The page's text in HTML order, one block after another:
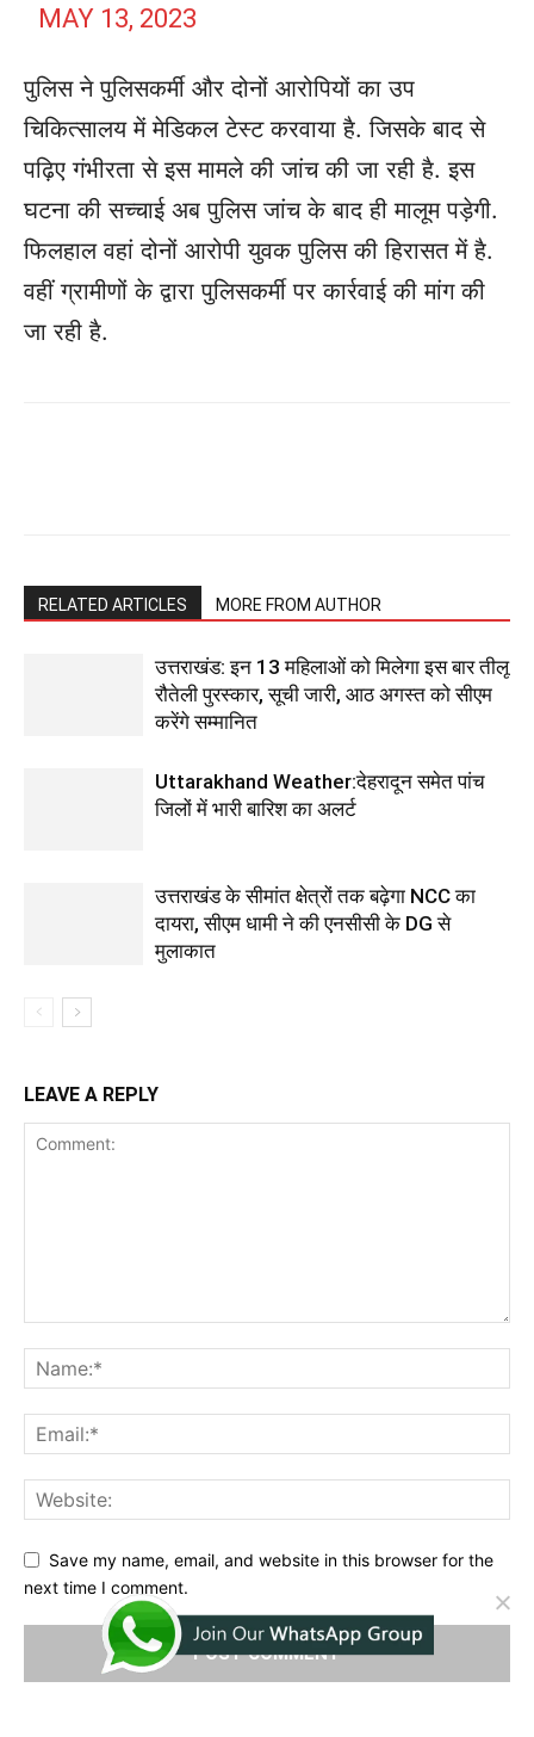
MAY 13, 2023
पुलिस ने पुलिसकर्मी और दोनों आरोपियों का उप
चिकित्सालय में मेडिकल टेस्ट करवाया है. जिसके बाद से
पढ़िए गंभीरता से इस मामले की जांच की जा रही है. इस
घटना की सच्चाई अब पुलिस जांच के बाद ही मालूम पड़ेगी.
फिलहाल वहां दोनों आरोपी युवक पुलिस की हिरासत में है.
वहीं ग्रामीणों के द्वारा पुलिसकर्मी पर कार्रवाई की मांग की
जा रही है.
RELATED ARTICLES MORE FROM AUTHOR
उत्तराखंड: इन 13 महिलाओं को मिलेगा इस बार तीलू
रौतेली पुरस्कार, सूची जारी, आठ अगस्त को सीएम
करेंगे सम्मानित
Uttarakhand Weather:देहरादून समेत पांच
जिलों में भारी बारिश का अलर्ट
उत्तराखंड के सीमांत क्षेत्रों तक बढ़ेगा NCC का
दायरा, सीएम धामी ने की एनसीसी के DG से
मुलाकात
LEAVE A REPLY
Save my name, email, and website in this browser for the
next time I comment.